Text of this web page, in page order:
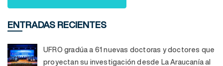
ENTRADAS RECIENTES
UFRO gradúa a 61 nuevas doctoras y doctores que
proyectan su investigación desde La Araucanía al